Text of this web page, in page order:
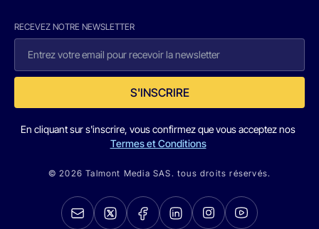
RECEVEZ NOTRE NEWSLETTER
S'INSCRIRE
En cliquant sur s'inscrire, vous confirmez que vous acceptez nos
Termes et Conditions
© 2026 Talmont Media SAS. tous droits réservés.